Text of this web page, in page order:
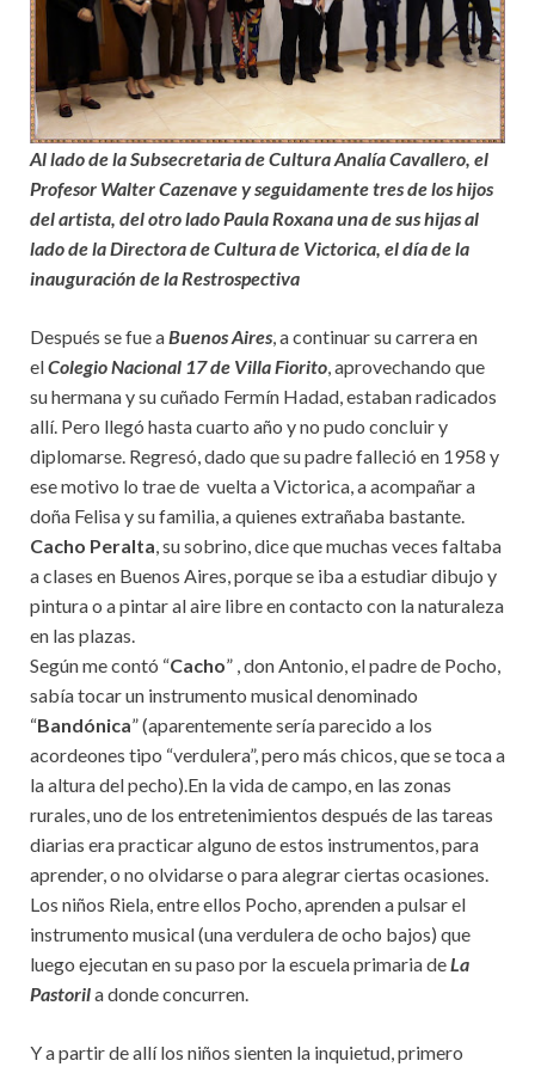
Al lado de la Subsecretaria de Cultura Analía Cavallero, el
Profesor Walter Cazenave y seguidamente tres de los hijos
del artista, del otro lado Paula Roxana una de sus hijas al
lado de la Directora de Cultura de Victorica, el día de la
inauguración de la Restrospectiva
Después se fue aBuenos Aires, a continuar su carrera en
elColegio Nacional 17 de Villa Fiorito, aprovechando que
su hermana y su cuñado Fermín Hadad, estaban radicados
allí. Pero llegó hasta cuarto año y no pudo concluir y
diplomarse. Regresó, dado que su padre falleció en 1958 y
ese motivo lo trae de vuelta a Victorica, a acompañar a
doña Felisa y su familia, a quienes extrañaba bastante.
Cacho Peralta, su sobrino, dice que muchas veces faltaba
a clases en Buenos Aires, porque se iba a estudiar dibujo y
pintura o a pintar al aire libre en contacto con la naturaleza
en las plazas.
Según me contó “Cacho” , don Antonio, el padre de Pocho,
sabía tocar un instrumento musical denominado
“Bandónica” (aparentemente sería parecido a los
acordeones tipo “verdulera”, pero más chicos, que se toca a
la altura del pecho).En la vida de campo, en las zonas
rurales, uno de los entretenimientos después de las tareas
diarias era practicar alguno de estos instrumentos, para
aprender, o no olvidarse o para alegrar ciertas ocasiones.
Los niños Riela, entre ellos Pocho, aprenden a pulsar el
instrumento musical (una verdulera de ocho bajos) que
luego ejecutan en su paso por la escuela primaria deLa
Pastorila donde concurren.
Y a partir de allí los niños sienten la inquietud, primero